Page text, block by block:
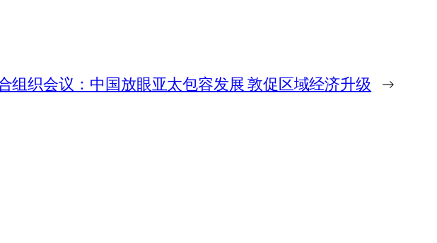
组织会议：中国放眼亚太包容发展 敦促区域经济升级 →